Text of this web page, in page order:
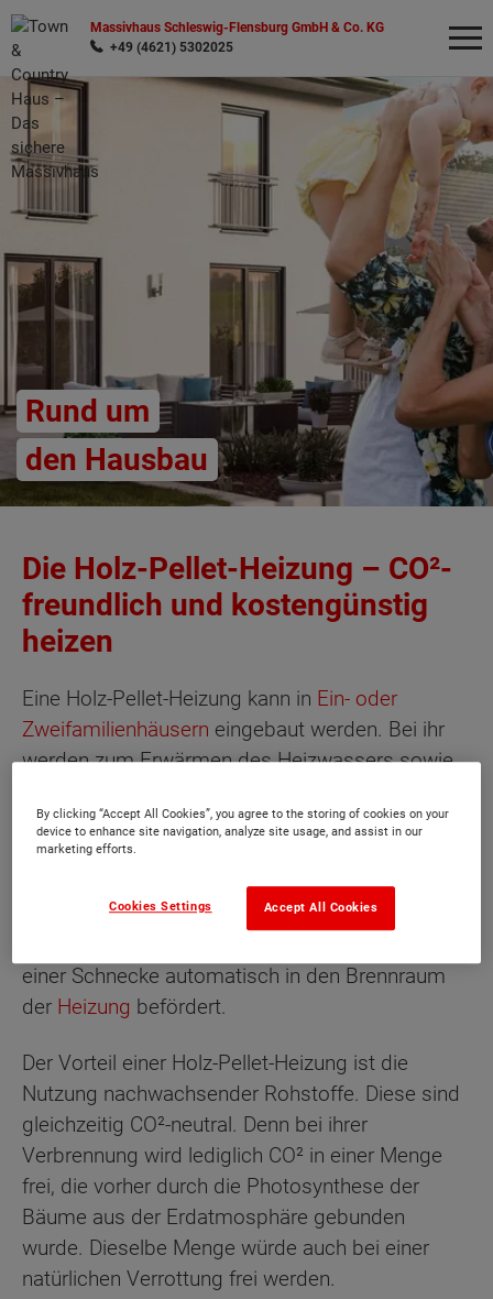
Massivhaus Schleswig-Flensburg GmbH & Co. KG
+49 (4621) 5302025
Rund um
den Hausbau
Die Holz-Pellet-Heizung – CO²-
freundlich und kostengünstig
heizen
Eine Holz-Pellet-Heizung kann in Ein- oder
Zweifamilienhäusern eingebaut werden. Bei ihr
werden zum Erwärmen des Heizwassers sowie
Brennstoff verwendet. Pellets ist ein englischer
Begriff für „Kügelchen“ oder „Bällchen“ und
bezeichnet einen zusammengepressten Körper
aus organischem Material. Holzpellets werden
einer Schnecke automatisch in den Brennraum
der Heizung befördert.
Der Vorteil einer Holz-Pellet-Heizung ist die
Nutzung nachwachsender Rohstoffe. Diese sind
gleichzeitig CO²-neutral. Denn bei ihrer
Verbrennung wird lediglich CO² in einer Menge
frei, die vorher durch die Photosynthese der
Bäume aus der Erdatmosphäre gebunden
wurde. Dieselbe Menge würde auch bei einer
natürlichen Verrottung frei werden.
Wonach möchten Sie suchen?
By clicking “Accept All Cookies”, you agree to the storing of cookies on your
device to enhance site navigation, analyze site usage, and assist in our
marketing efforts.
Accept All Cookies
Cookies Settings